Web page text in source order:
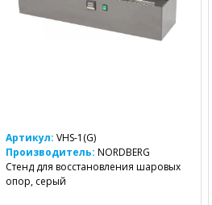
Артикул: VHS-1(G)
Производитель: NORDBERG
Стенд для восстановления шаровых
опор, серый